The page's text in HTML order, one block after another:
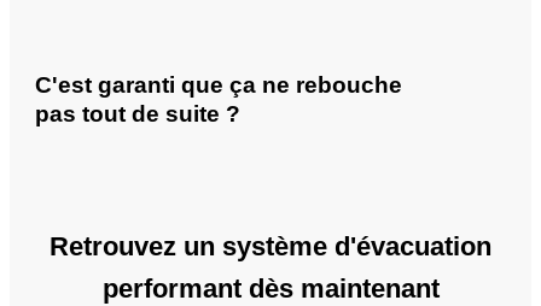
C'est garanti que ça ne rebouche
pas tout de suite ?
Retrouvez un système d'évacuation
performant dès maintenant